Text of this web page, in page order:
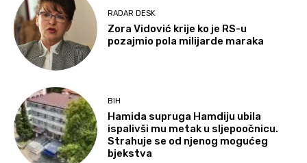
RADAR DESK
Zora Vidović krije ko je RS-u
pozajmio pola milijarde maraka
BIH
Hamida supruga Hamdiju ubila
ispalivši mu metak u sljepoočnicu.
Strahuje se od njenog mogućeg
bjekstva